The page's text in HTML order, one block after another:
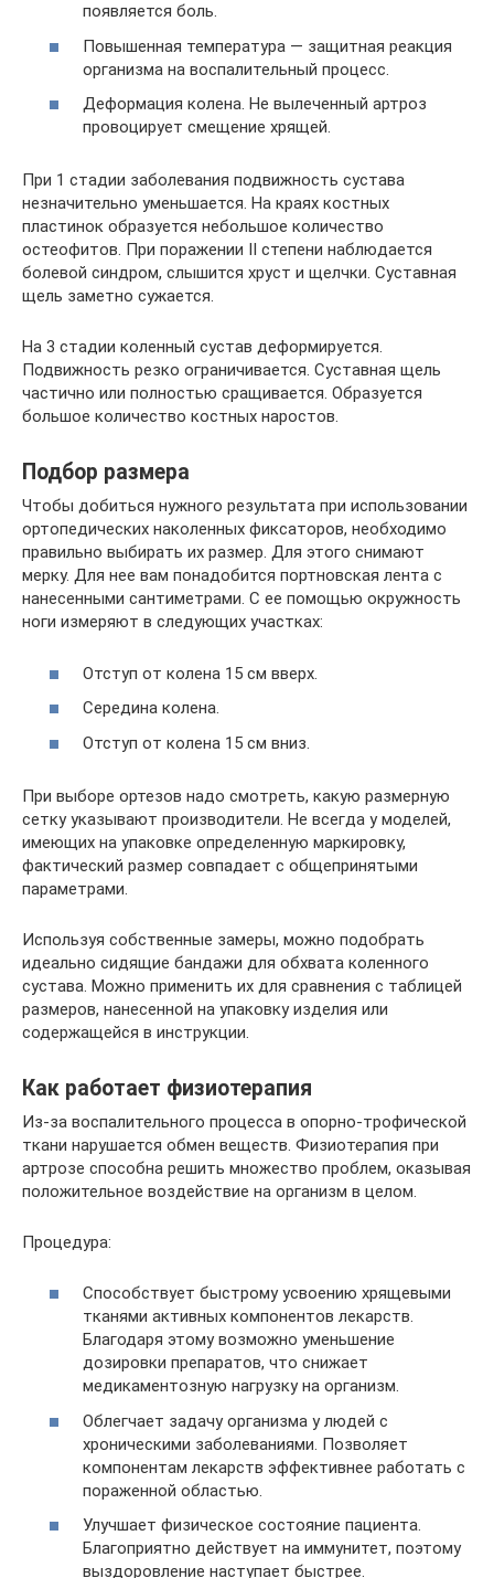
появляется боль.
Повышенная температура — защитная реакция
организма на воспалительный процесс.
Деформация колена. Не вылеченный артроз
провоцирует смещение хрящей.
При 1 стадии заболевания подвижность сустава
незначительно уменьшается. На краях костных
пластинок образуется небольшое количество
остеофитов. При поражении II степени наблюдается
болевой синдром, слышится хруст и щелчки. Суставная
щель заметно сужается.
На 3 стадии коленный сустав деформируется.
Подвижность резко ограничивается. Суставная щель
частично или полностью сращивается. Образуется
большое количество костных наростов.
Подбор размера
Чтобы добиться нужного результата при использовании
ортопедических наколенных фиксаторов, необходимо
правильно выбирать их размер. Для этого снимают
мерку. Для нее вам понадобится портновская лента с
нанесенными сантиметрами. С ее помощью окружность
ноги измеряют в следующих участках:
Отступ от колена 15 см вверх.
Середина колена.
Отступ от колена 15 см вниз.
При выборе ортезов надо смотреть, какую размерную
сетку указывают производители. Не всегда у моделей,
имеющих на упаковке определенную маркировку,
фактический размер совпадает с общепринятыми
параметрами.
Используя собственные замеры, можно подобрать
идеально сидящие бандажи для обхвата коленного
сустава. Можно применить их для сравнения с таблицей
размеров, нанесенной на упаковку изделия или
содержащейся в инструкции.
Как работает физиотерапия
Из-за воспалительного процесса в опорно-трофической
ткани нарушается обмен веществ. Физиотерапия при
артрозе способна решить множество проблем, оказывая
положительное воздействие на организм в целом.
Процедура:
Способствует быстрому усвоению хрящевыми
тканями активных компонентов лекарств.
Благодаря этому возможно уменьшение
дозировки препаратов, что снижает
медикаментозную нагрузку на организм.
Облегчает задачу организма у людей с
хроническими заболеваниями. Позволяет
компонентам лекарств эффективнее работать с
пораженной областью.
Улучшает физическое состояние пациента.
Благоприятно действует на иммунитет, поэтому
выздоровление наступает быстрее.